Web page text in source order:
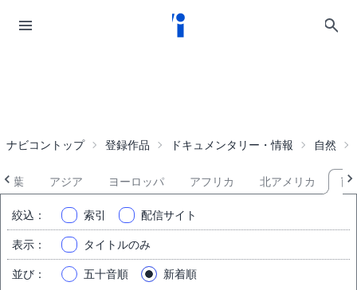
ナビコントップ 登録作品 ドキュメンタリー・情報 自然
紅葉 アジア ヨーロッパ アフリカ 北アメリカ 南
絞込 ： 索引 配信サイト
表示 ： タイトルのみ
並び ： 五十音順 新着順